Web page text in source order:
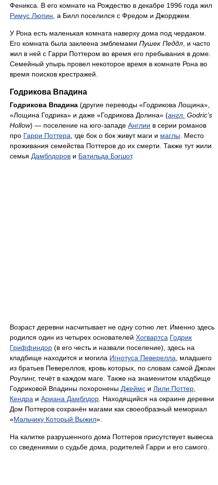
Феникса. В его комнате на Рождество в декабре 1996 года жил
Римус Люпин , а Билл поселился с Фредом и Джорджем.
У Рона есть маленькая комната наверху дома под чердаком.
Его комната была заклеена эмблемами Пушек Педдл , и часто
жил в ней с Гарри Поттером во время его пребывания в доме.
Семейный упырь провел некоторое время в комнате Рона во
время поисков крестражей.
Годрикова Впадина
Годрикова Впадина (другие переводы «Годрикова Лощина»,
«Лощина Годрика» и даже «Годрикова Долина» (англ. Godric’s
Hollow) — поселение на юго-западе Англии в серии романов
про Гарри Поттера , где бок о бок живут маги и маглы . Место
проживания семейства Поттеров до их смерти. Также тут жили
семья Дамблдоров и Батильда Бэгшот.
Возраст деревни насчитывает не одну сотню лет. Именно здесь
родился один из четырех основателей Хогвартса Годрик
Гриффиндор (в его честь и назвали поселение), здесь на
кладбище находится и могила Игнотуса Певерелла , младшего
из братьев Певереллов, кровь которых, по словам самой Джоан
Роулинг, течёт в каждом маге. Также на знаменитом кладбище
Годриковой Впадины похоронены Джеймс и Лили Поттер
Кендра и Ариана Дамблдор . Находящийся на окраине деревни
Дом Поттеров сохранён магами как своеобразный мемориал
«Мальчику Который Выжил».
На калитке разрушенного дома Поттеров присутствует вывеска
со сведениями о судьбе дома, родителей Гарри и его самого.